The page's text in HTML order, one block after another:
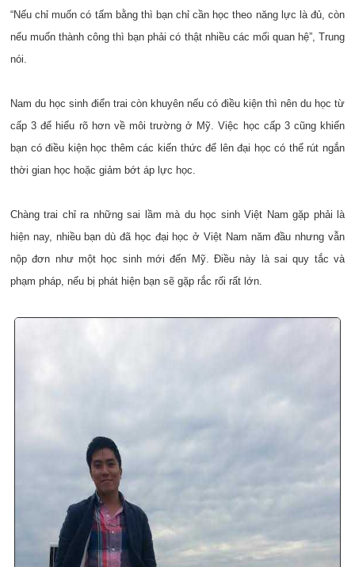
“Nếu chỉ muốn có tấm bằng thì bạn chỉ cần học theo năng lực là đủ, còn
nếu muốn thành công thì bạn phải có thật nhiều các mối quan hệ”, Trung
nói.
Nam du học sinh điển trai còn khuyên nếu có điều kiện thì nên du học từ
cấp 3 để hiểu rõ hơn về môi trường ở Mỹ. Việc học cấp 3 cũng khiến
bạn có điều kiện học thêm các kiến thức để lên đại học có thể rút ngắn
thời gian học hoặc giảm bớt áp lực học.
Chàng trai chỉ ra những sai lầm mà du học sinh Việt Nam gặp phải là
hiện nay, nhiều bạn dù đã học đại học ở Việt Nam năm đầu nhưng vẫn
nộp đơn như một học sinh mới đến Mỹ. Điều này là sai quy tắc và
phạm pháp, nếu bị phát hiện bạn sẽ gặp rắc rối rất lớn.